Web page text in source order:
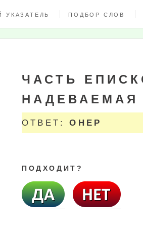
УКАЗАТЕЛЬ ПОДБОР СЛОВ
ЧАСТЬ
НАДЕВАЕМАЯ
ОТВЕТ:ОНЕР
ПОДХОДИТ?